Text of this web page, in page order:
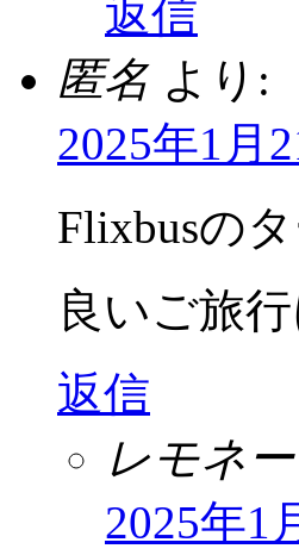
返信
匿名 より:
2025年1月
Flixbusの
良いご旅
返信
レモネ
2025年1